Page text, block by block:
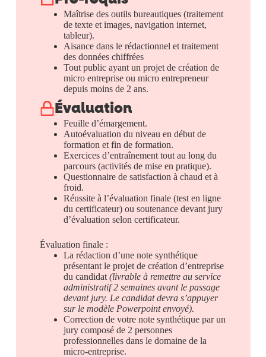
Maîtrise des outils bureautiques (traitement
de texte et images, navigation internet,
tableur).
Aisance dans le rédactionnel et traitement
des données chiffrées
Tout public ayant un projet de création de
micro entreprise ou micro entrepreneur
depuis moins de 2 ans.
Évaluation
Feuille d’émargement.
Autoévaluation du niveau en début de
formation et fin de formation.
Exercices d’entraînement tout au long du
parcours (activités de mise en pratique).
Questionnaire de satisfaction à chaud et à
froid.
Réussite à l’évaluation finale (test en ligne
du certificateur) ou soutenance devant jury
d’évaluation selon certificateur.
Évaluation finale :
La rédaction d’une note synthétique
présentant le projet de création d’entreprise
du candidat (livrable à remettre au service
administratif 2 semaines avant le passage
devant jury. Le candidat devra s’appuyer
sur le modèle Powerpoint envoyé).
Correction de votre note synthétique par un
jury composé de 2 personnes
professionnelles dans le domaine de la
micro-entreprise.